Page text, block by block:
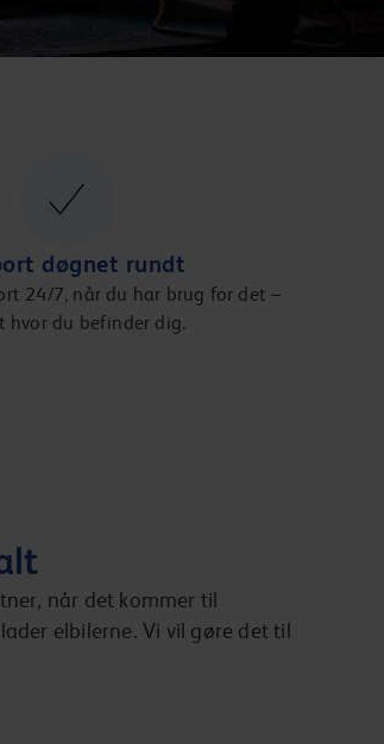
døgnet rundt
24/7, når du har brug for det –
hvor du befinder dig.
når det kommer til
elbilerne. Vi vil gøre det til